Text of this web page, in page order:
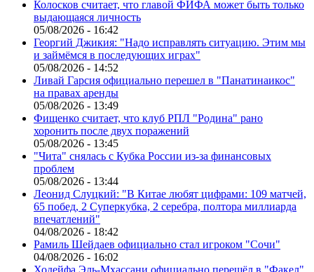
Колосков считает, что главой ФИФА может быть только
выдающаяся личность
05/08/2026 - 16:42
Георгий Джикия: "Надо исправлять ситуацию. Этим мы
и займёмся в последующих играх"
05/08/2026 - 14:52
Ливай Гарсия официально перешел в "Панатинаикос"
на правах аренды
05/08/2026 - 13:49
Фищенко считает, что клуб РПЛ "Родина" рано
хоронить после двух поражений
05/08/2026 - 13:45
"Чита" снялась с Кубка России из-за финансовых
проблем
05/08/2026 - 13:44
Леонид Слуцкий: "В Китае любят цифрами: 109 матчей,
65 побед, 2 Суперкубка, 2 серебра, полтора миллиарда
впечатлений"
04/08/2026 - 18:42
Рамиль Шейдаев официально стал игроком "Сочи"
04/08/2026 - 16:02
Ходейфа Эль-Мхассани официально перешёл в "Факел"